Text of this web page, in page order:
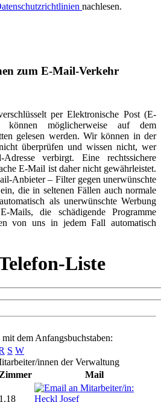
nachlesen.
zum E-Mail-Verkehr
per Elektronische Post (E-
möglicherweise auf dem
gelesen werden. Wir können in der
überprüfen und wissen nicht, wer
verbirgt. Eine rechtssichere
E-Mail ist daher nicht gewährleistet.
Anbieter – Filter gegen unerwünschte
die in seltenen Fällen auch normale
als unerwünschte Werbung
Mails, die schädigende Programme
von uns in jedem Fall automatisch
Liste
dem Anfangsbuchstaben:
S W
innen der Verwaltung
Zimmer
Mail
1.18